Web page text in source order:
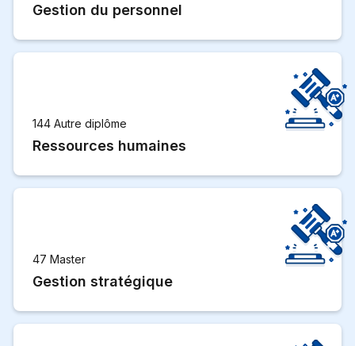
Gestion du personnel
144 Autre diplôme
Ressources humaines
47 Master
Gestion stratégique